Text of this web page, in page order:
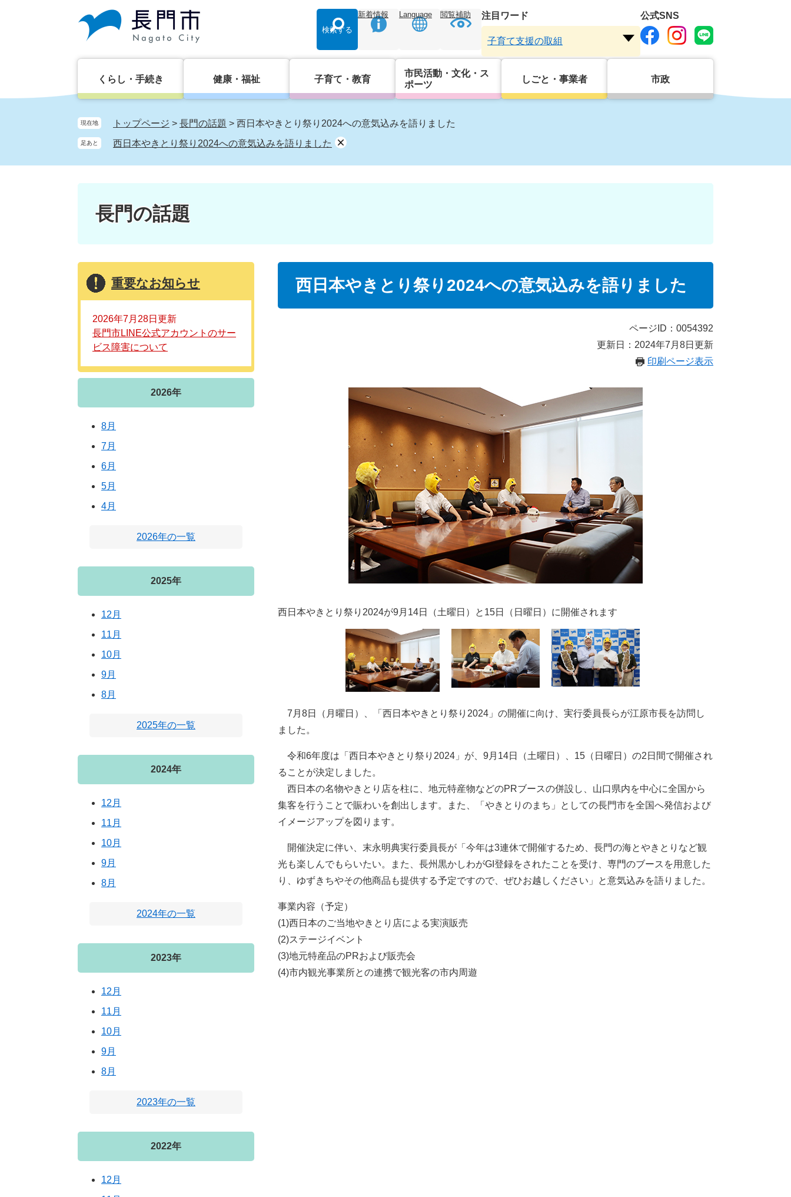
検索する
新着情報 Language 閲覧補助 注目ワード
ー
子育て支援の取組
公式SNS
くらし・手続き 健康・福祉 子育て・教育
市民活動・文化・ス
ポーツ
しごと・事業者 市政
現在地 トップページ > 長門の話題 > 西日本やきとり祭り2024への意気込みを語りました
足あと 西日本やきとり祭り2024への意気込みを語りました
長門の話題
西日本やきとり祭り2024への意気込みを語りました
ページID：0054392
更新日：2024年7月8日更新
印刷ページ表示
西日本やきとり祭り2024が9月14日（土曜日）と15日（日曜日）に開催されます
7月8日（月曜日）、「西日本やきとり祭り2024」の開催に向け、実行委員長らが江原市長を訪問し
ました。
令和6年度は「西日本やきとり祭り2024」が、9月14日（土曜日）、15（日曜日）の2日間で開催され
ることが決定しました。
西日本の名物やきとり店を柱に、地元特産物などのPRブースの併設し、山口県内を中心に全国から
集客を行うことで賑わいを創出します。また、「やきとりのまち」としての長門市を全国へ発信および
イメージアップを図ります。
開催決定に伴い、末永明典実行委員長が「今年は3連休で開催するため、長門の海とやきとりなど観
光も楽しんでもらいたい。また、長州黒かしわがGI登録をされたことを受け、専門のブースを用意した
り、ゆずきちやその他商品も提供する予定ですので、ぜひお越しください」と意気込みを語りました。
事業内容（予定）
(1)西日本のご当地やきとり店による実演販売
(2)ステージイベント
(3)地元特産品のPRおよび販売会
(4)市内観光事業所との連携で観光客の市内周遊
重要なお知らせ
2026年7月28日更新
長門市LINE公式アカウントのサー
ビス障害について
2026年
8月
7月
6月
5月
4月
2026年の一覧
2025年
12月
11月
10月
9月
8月
2025年の一覧
2024年
12月
11月
10月
9月
8月
2024年の一覧
2023年
12月
11月
10月
9月
8月
2023年の一覧
2022年
12月